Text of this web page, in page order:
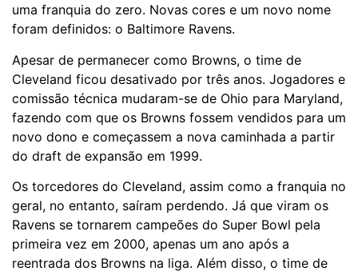
uma franquia do zero. Novas cores e um novo nome
foram definidos: o Baltimore Ravens.
Apesar de permanecer como Browns, o time de
Cleveland ficou desativado por três anos. Jogadores e
comissão técnica mudaram-se de Ohio para Maryland,
fazendo com que os Browns fossem vendidos para um
novo dono e começassem a nova caminhada a partir
do draft de expansão em 1999.
Os torcedores do Cleveland, assim como a franquia no
geral, no entanto, saíram perdendo. Já que viram os
Ravens se tornarem campeões do Super Bowl pela
primeira vez em 2000, apenas um ano após a
reentrada dos Browns na liga. Além disso, o time de